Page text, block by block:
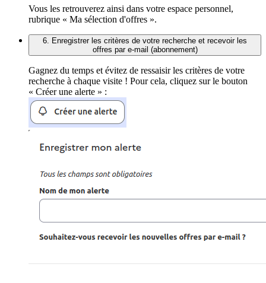
Vous les retrouverez ainsi dans votre espace personnel,
rubrique « Ma sélection d'offres ».
6. Enregistrer les critères de votre recherche et recevoir les
offres par e-mail (abonnement)
Gagnez du temps et évitez de ressaisir les critères de votre
recherche à chaque visite ! Pour cela, cliquez sur le bouton
« Créer une alerte » :